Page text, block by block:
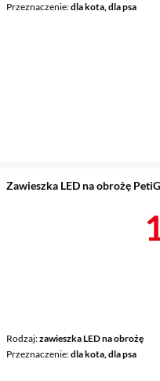
Przeznaczenie dla kota, dla psa
Zawieszka LED na obrożę
Rodzaj zawieszka LED na obrożę
Przeznaczenie dla kota, dla psa